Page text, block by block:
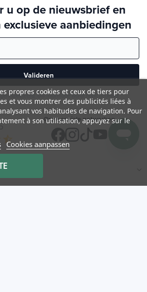
u op de nieuwsbrief en
aanbiedingen
Valideren
Uw informatie wordt nooit gedeeld.
star_half
Onze sociale netwerken
propres cookies et ceux de tiers pour
et vous montrer des publicités liées à
vos habitudes de navigation. Pour
à son utilisation, appuyez sur le
Cookies aanpassen